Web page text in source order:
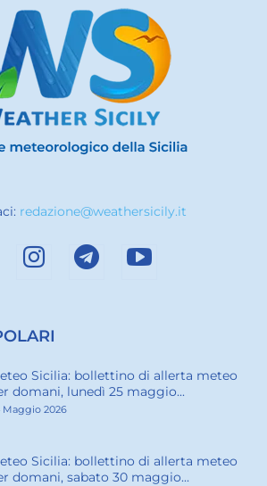
redazione@weathersicily.it
Sicilia: bollettino di allerta meteo
domani, lunedì 25 maggio...
Maggio 2026
Sicilia: bollettino di allerta meteo
domani, sabato 30 maggio...